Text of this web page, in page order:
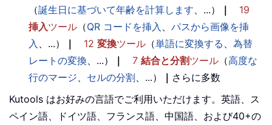
（誕生日に基づいて年齢を計算します、...） ｜
19
挿入ツール （QR コードを挿入 、 パスから画像を挿
入 、...） ｜ 12 変換ツール （単語に変換する 、 為替
レートの変換、...） ｜ 7 結合と分割ツール （高度な
行のマージ、 セルの分割、...） ｜ さらに多数
Kutools はお好みの言語でご利用いただけます。英語、ス
ペイン語、ドイツ語、フランス語、中国語、および40+の